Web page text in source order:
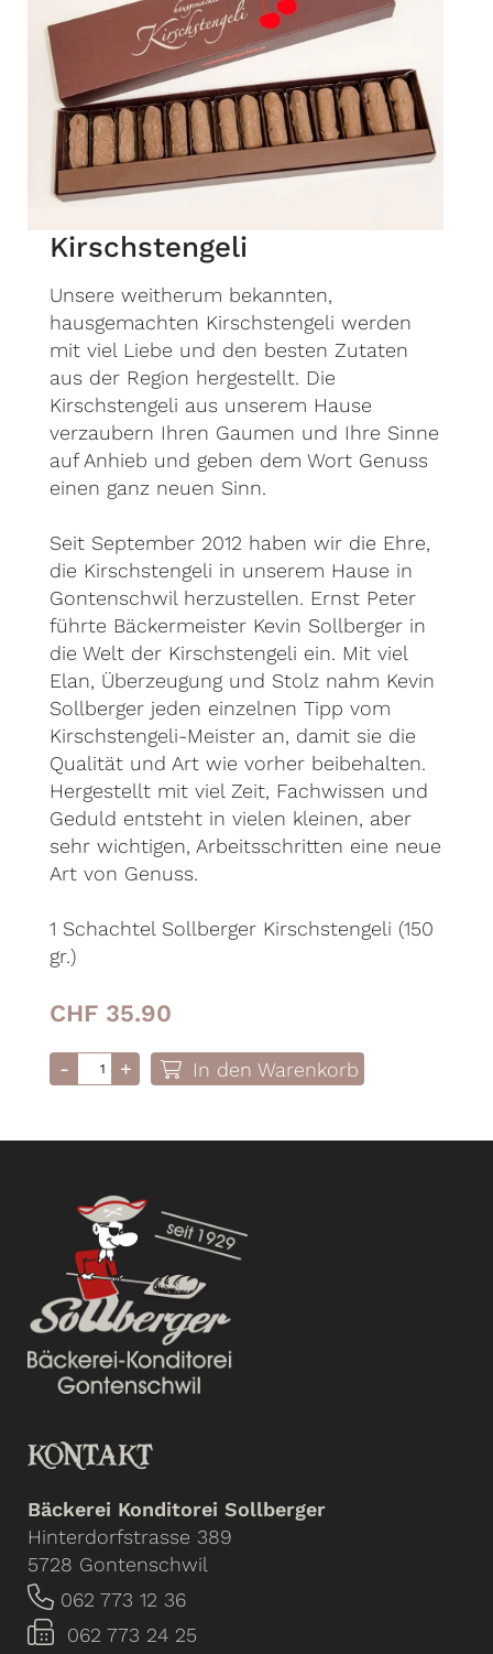
Kirschstengeli
Unsere weitherum bekannten,
hausgemachten Kirschstengeli werden
mit viel Liebe und den besten Zutaten
aus der Region hergestellt. Die
Kirschstengeli aus unserem Hause
verzaubern Ihren Gaumen und Ihre Sinne
auf Anhieb und geben dem Wort Genuss
einen ganz neuen Sinn.
Seit September 2012 haben wir die Ehre,
die Kirschstengeli in unserem Hause in
Gontenschwil herzustellen. Ernst Peter
führte Bäckermeister Kevin Sollberger in
die Welt der Kirschstengeli ein. Mit viel
Elan, Überzeugung und Stolz nahm Kevin
Sollberger jeden einzelnen Tipp vom
Kirschstengeli-Meister an, damit sie die
Qualität und Art wie vorher beibehalten.
Hergestellt mit viel Zeit, Fachwissen und
Geduld entsteht in vielen kleinen, aber
sehr wichtigen, Arbeitsschritten eine neue
Art von Genuss.
1 Schachtel Sollberger Kirschstengeli (150
gr.)
CHF 35.90
In den Warenkorb
KONTAKT
Bäckerei Konditorei Sollberger
Hinterdorfstrasse 389
5728 Gontenschwil
062 773 12 36
062 773 24 25